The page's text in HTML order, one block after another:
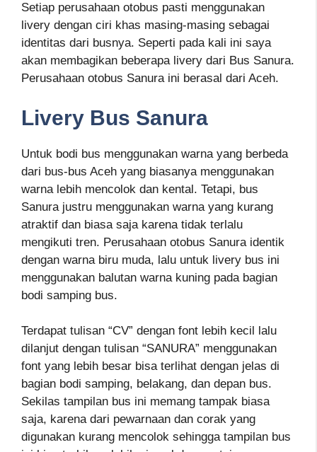
Setiap perusahaan otobus pasti menggunakan
livery dengan ciri khas masing-masing sebagai
identitas dari busnya. Seperti pada kali ini saya
akan membagikan beberapa livery dari Bus Sanura.
Perusahaan otobus Sanura ini berasal dari Aceh.
Livery Bus Sanura
Untuk bodi bus menggunakan warna yang berbeda
dari bus-bus Aceh yang biasanya menggunakan
warna lebih mencolok dan kental. Tetapi, bus
Sanura justru menggunakan warna yang kurang
atraktif dan biasa saja karena tidak terlalu
mengikuti tren. Perusahaan otobus Sanura identik
dengan warna biru muda, lalu untuk livery bus ini
menggunakan balutan warna kuning pada bagian
bodi samping bus.
Terdapat tulisan “CV” dengan font lebih kecil lalu
dilanjut dengan tulisan “SANURA” menggunakan
font yang lebih besar bisa terlihat dengan jelas di
bagian bodi samping, belakang, dan depan bus.
Sekilas tampilan bus ini memang tampak biasa
saja, karena dari pewarnaan dan corak yang
digunakan kurang mencolok sehingga tampilan bus